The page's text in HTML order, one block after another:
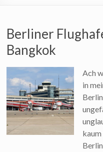
Berliner
Bangkok
Ach
in